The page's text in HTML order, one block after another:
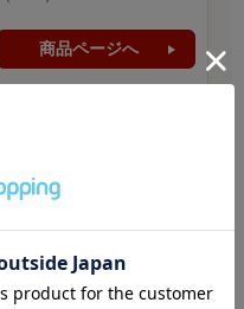
商品ページへ